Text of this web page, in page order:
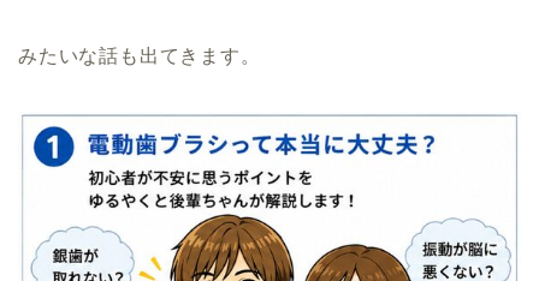
みたいな話も出てきます。